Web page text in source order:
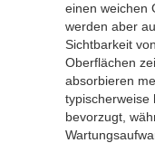
einen weichen
werden aber
Sichtbarkeit
Oberflächen
absorbieren
typischerweise
bevorzugt,